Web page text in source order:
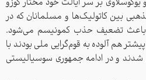
یوگوسلاوی بر سر ایالت خود مختار کوزو
بین کاتولیک‌ها و مسلمانان که در
باعث تضعیف حذب کمونیسم می‌شود.
هم آلوده به قوم‌گرایی ملی بودند با
شدند و در ادامه جمهوری سوسیالیستی